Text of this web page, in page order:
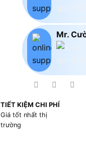
Mr.
TIẾT KIỆM CHI PHÍ
Giá tốt nhất thị
trường